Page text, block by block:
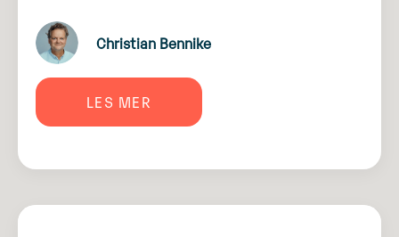
Christian Bennike
LES MER